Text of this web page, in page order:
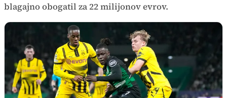
blagajno obogatil za 22 milijonov evrov.